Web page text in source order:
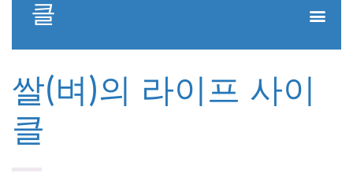
클
쌀(벼)의 라이프 사이
클